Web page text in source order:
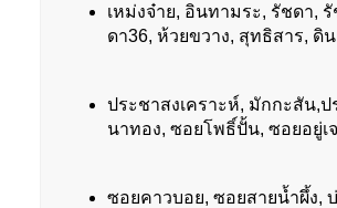
เหม่งจ๋าย, อินทามระ, รัชดา,
ดา36, ห้วยขวาง, สุทธิสาร, ดิ
ประชาสงเคราะห์, มักกะสัน,
นาทอง, ซอยโพธิ์ปั้น, ซอยอยู่เ
ซอยคาวบอย, ซอยสายน้ำผึ้ง,